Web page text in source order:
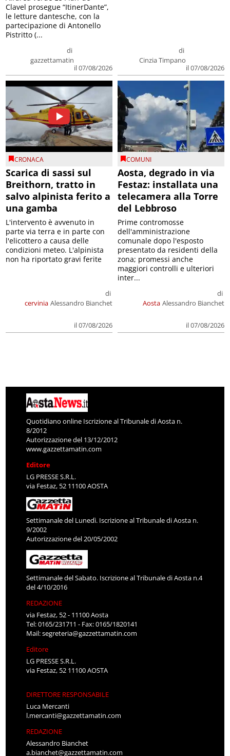
di
gazzettamatin
il 07/08/2026
Clavel prosegue “ItinerDante”,
le letture dantesche, con la
partecipazione di Antonello
Pistritto (...
di
Cinzia Timpano
il 07/08/2026
CRONACA
Scarica di sassi sul
Breithorn, tratto in
salvo alpinista ferito a
una gamba
cervinia
di
Alessandro Bianchet
il 07/08/2026
L'intervento è avvenuto in
parte via terra e in parte con
l'elicottero a causa delle
condizioni meteo. L'alpinista
non ha riportato gravi ferite
COMUNI
Aosta, degrado in via
Festaz: installata una
telecamera alla Torre
del Lebbroso
Aosta
di
Alessandro Bianchet
il 07/08/2026
Prime contromosse
dell'amministrazione
comunale dopo l'esposto
presentato da residenti della
zona; promessi anche
maggiori controlli e ulteriori
inter...
Quotidiano online Iscrizione al Tribunale di Aosta n.
8/2012
Autorizzazione del 13/12/2012
www.gazzettamatin.com
Editore
LG PRESSE S.R.L.
via Festaz, 52 11100 AOSTA
Settimanale del Lunedì. Iscrizione al Tribunale di Aosta n.
9/2002
Autorizzazione del 20/05/2002
Settimanale del Sabato. Iscrizione al Tribunale di Aosta n.4
del 4/10/2016
REDAZIONE
via Festaz, 52 - 11100 Aosta
Tel: 0165/231711 - Fax: 0165/1820141
Mail:segreteria@gazzettamatin.com
Editore
LG PRESSE S.R.L.
via Festaz, 52 11100 AOSTA
DIRETTORE RESPONSABILE
Luca Mercanti
l.mercanti@gazzettamatin.com
REDAZIONE
Alessandro Bianchet
a.bianchet@gazzettamatin.com